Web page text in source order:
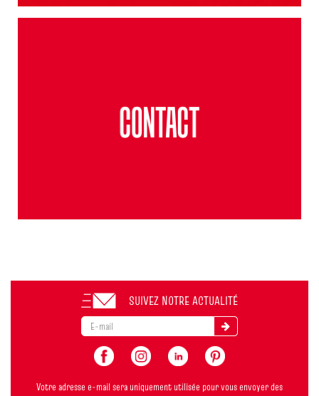
SUIVEZ NOTRE ACTUALITÉ
Votre adresse e-mail sera uniquement utilisée pour vous envoyer des